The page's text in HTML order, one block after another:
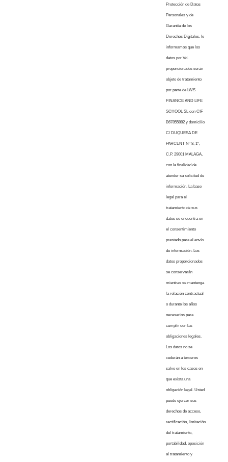
Protección de Datos
Personales y de
Garantía de los
Derechos Digitales, le
informamos que los
datos por Vd.
proporcionados serán
objeto de tratamiento
por parte de LWS
FINANCE AND LIFE
SCHOOL SL con CIF
B67855882 y domicilio
C/ DUQUESA DE
PARCENT Nº 8, 1º,
C.P. 29001 MALAGA,
con la finalidad de
atender su solicitud de
información. La base
legal para el
tratamiento de sus
datos se encuentra en
el consentimiento
prestado para el envío
de información. Los
datos proporcionados
se conservarán
mientras se mantenga
la relación contractual
o durante los años
necesarios para
cumplir con las
obligaciones legales.
Los datos no se
cederán a terceros
salvo en los casos en
que exista una
obligación legal. Usted
puede ejercer sus
derechos de acceso,
rectificación, limitación
del tratamiento,
portabilidad, oposición
al tratamiento y